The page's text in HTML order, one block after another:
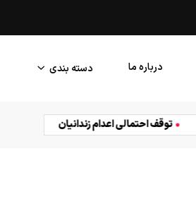
تجربه ای در طراحی کپی
درباره ما دسته بندی
توقف احتمالی اعدام زندانیانغذا فنی